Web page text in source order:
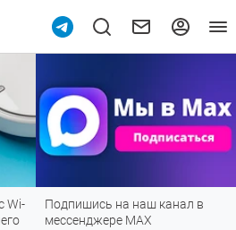
Рейтинг телевизоров 2026:
лучшие модели для гостиной,